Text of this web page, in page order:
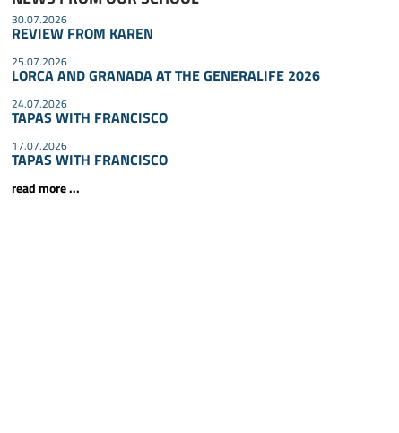
30.07.2026
REVIEW FROM KAREN
25.07.2026
LORCA AND GRANADA AT THE GENERALIFE 2026
24.07.2026
TAPAS WITH FRANCISCO
17.07.2026
TAPAS WITH FRANCISCO
read more ...